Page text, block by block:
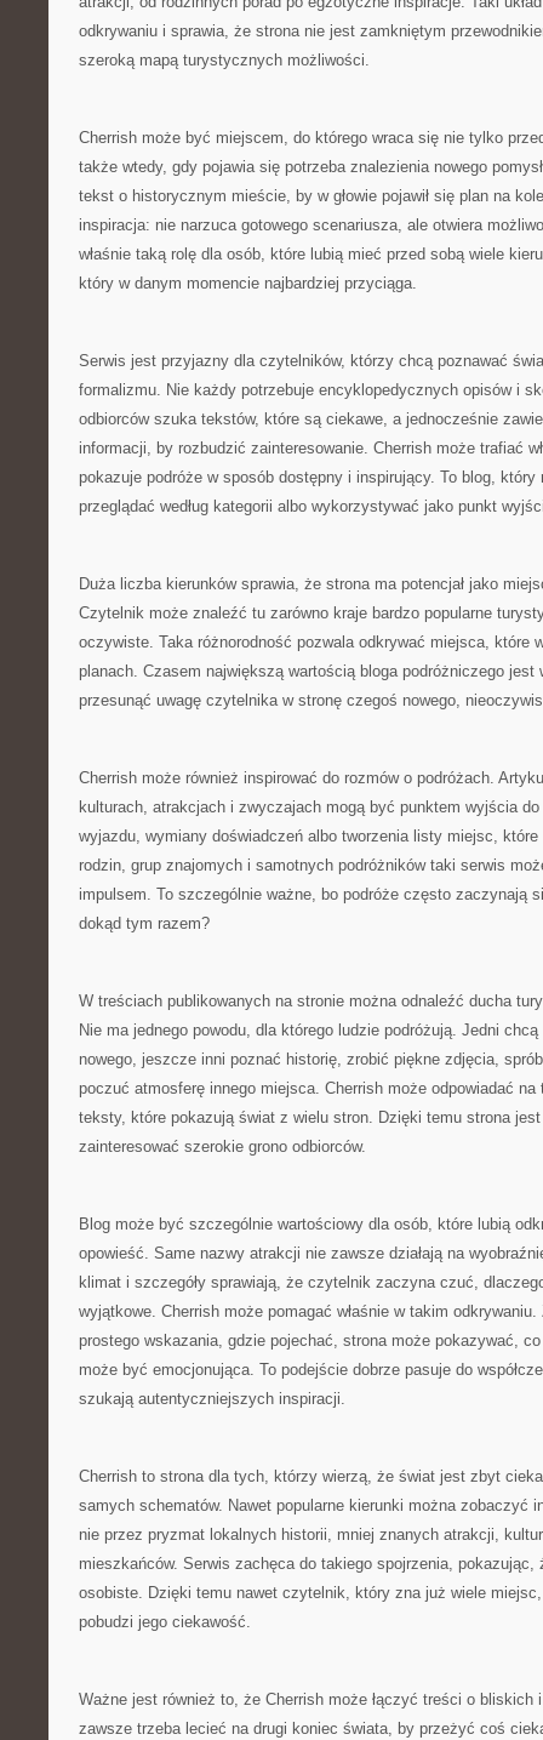
odkrywaniu i sprawia, że strona nie jest zamkniętym
szeroką mapą turystycznych możliwości.
Cherrish może być miejscem, do którego wraca się nie tylko
także wtedy, gdy pojawia się potrzeba znalezienia nowego
tekst o historycznym mieście, by w głowie pojawił się plan na
inspiracja: nie narzuca gotowego scenariusza, ale otwiera
właśnie taką rolę dla osób, które lubią mieć przed sobą wiele
który w danym momencie najbardziej przyciąga.
Serwis jest przyjazny dla czytelników, którzy chcą poznawać
formalizmu. Nie każdy potrzebuje encyklopedycznych opisów i
odbiorców szuka tekstów, które są ciekawe, a jednocześnie
informacji, by rozbudzić zainteresowanie. Cherrish może trafiać
pokazuje podróże w sposób dostępny i inspirujący. To blog,
przeglądać według kategorii albo wykorzystywać jako punkt
Duża liczba kierunków sprawia, że strona ma potencjał jako
Czytelnik może znaleźć tu zarówno kraje bardzo popularne
oczywiste. Taka różnorodność pozwala odkrywać miejsca, które
planach. Czasem największą wartością bloga podróżniczego jest
przesunąć uwagę czytelnika w stronę czegoś nowego,
Cherrish może również inspirować do rozmów o podróżach.
kulturach, atrakcjach i zwyczajach mogą być punktem wyjścia do
wyjazdu, wymiany doświadczeń albo tworzenia listy miejsc,
rodzin, grup znajomych i samotnych podróżników taki serwis
impulsem. To szczególnie ważne, bo podróże często zaczynają
dokąd tym razem?
W treściach publikowanych na stronie można odnaleźć ducha
Nie ma jednego powodu, dla którego ludzie podróżują. Jedni
nowego, jeszcze inni poznać historię, zrobić piękne zdjęcia,
poczuć atmosferę innego miejsca. Cherrish może odpowiadać na
teksty, które pokazują świat z wielu stron. Dzięki temu strona
zainteresować szerokie grono odbiorców.
Blog może być szczególnie wartościowy dla osób, które lubią
opowieść. Same nazwy atrakcji nie zawsze działają na
klimat i szczegóły sprawiają, że czytelnik zaczyna czuć,
wyjątkowe. Cherrish może pomagać właśnie w takim
prostego wskazania, gdzie pojechać, strona może pokazywać,
może być emocjonująca. To podejście dobrze pasuje do
szukają autentyczniejszych inspiracji.
Cherrish to strona dla tych, którzy wierzą, że świat jest zbyt
samych schematów. Nawet popularne kierunki można zobaczyć
nie przez pryzmat lokalnych historii, mniej znanych atrakcji,
mieszkańców. Serwis zachęca do takiego spojrzenia, pokazując,
osobiste. Dzięki temu nawet czytelnik, który zna już wiele
pobudzi jego ciekawość.
Ważne jest również to, że Cherrish może łączyć treści o bliskich
zawsze trzeba lecieć na drugi koniec świata, by przeżyć coś